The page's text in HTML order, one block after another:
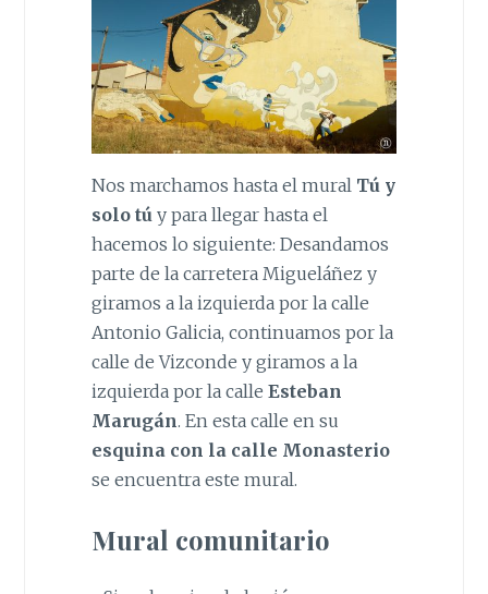
Nos marchamos hasta el mural Tú y
solo túy para llegar hasta el
hacemos lo siguiente: Desandamos
parte de la carretera Migueláñez y
giramos a la izquierda por la calle
Antonio Galicia, continuamos por la
calle de Vizconde y giramos a la
izquierda por la calle Esteban
Marugán. En esta calle en su
esquina con la calle Monasterio
se encuentra este mural.
Mural comunitario